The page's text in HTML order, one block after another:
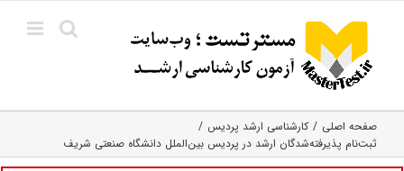
content
صفحه اصلی
کارشناسی ارشد پردیس
ثبت‌نام پذیرفته‌شدگان ارشد در پردیس بین‌الملل دانشگاه صنعتی شریف